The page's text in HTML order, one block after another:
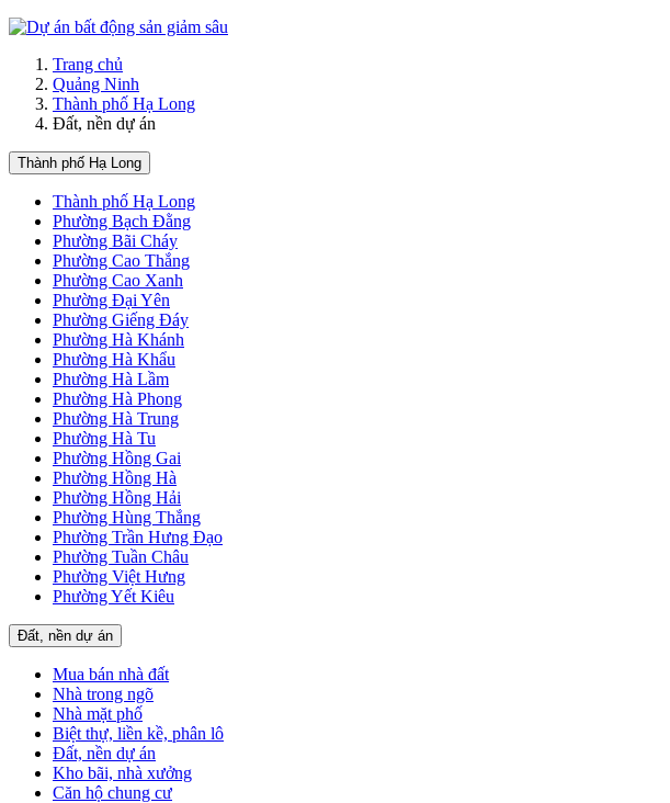
Trang chủ
Quảng Ninh
Thành phố Hạ Long
Đất, nền dự án
Thành phố Hạ Long
Thành phố Hạ Long
Phường Bạch Đằng
Phường Bãi Cháy
Phường Cao Thắng
Phường Cao Xanh
Phường Đại Yên
Phường Giếng Đáy
Phường Hà Khánh
Phường Hà Khẩu
Phường Hà Lầm
Phường Hà Phong
Phường Hà Trung
Phường Hà Tu
Phường Hồng Gai
Phường Hồng Hà
Phường Hồng Hải
Phường Hùng Thắng
Phường Trần Hưng Đạo
Phường Tuần Châu
Phường Việt Hưng
Phường Yết Kiêu
Đất, nền dự án
Mua bán nhà đất
Nhà trong ngõ
Nhà mặt phố
Biệt thự, liền kề, phân lô
Đất, nền dự án
Kho bãi, nhà xưởng
Căn hộ chung cư